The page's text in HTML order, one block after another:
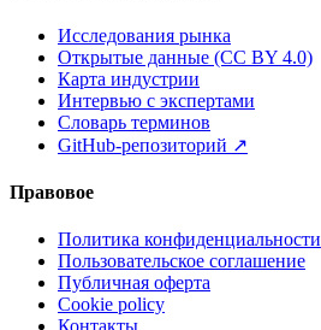
Исследования рынка
Открытые данные (CC BY 4.0)
Карта индустрии
Интервью с экспертами
Словарь терминов
GitHub-репозиторий ↗
Правовое
Политика конфиденциальности
Пользовательское соглашение
Публичная оферта
Cookie policy
Контакты